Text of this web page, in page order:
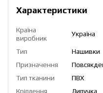
Характеристики
Країна
виробник
Україна
Тип
Нашивки
Призначення
Тип тканини
ПВХ
Кріплення
Липучка